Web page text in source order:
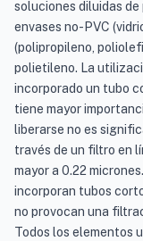
soluciones diluidas
envases no-PVC
(polipropileno,
polietileno. La
incorporado un tubo
tiene mayor
liberarse no es
través de un filtro en
mayor a 0.22
incorporan tubos
no provocan una
Todos los elementos